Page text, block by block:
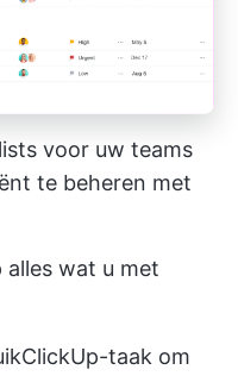
voor uw teams
te beheren met
wat u met
ClickUp-taak om